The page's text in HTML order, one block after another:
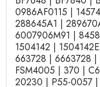
0986AF0115 |
288645A1 |
6007906M91 |
1504142 |
663728 | 6663728 |
FSM4005 | 370 |
20230 | P55-0057